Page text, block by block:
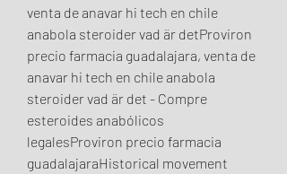
venta de anavar hi tech en chile
anabola steroider vad är detProviron
precio farmacia guadalajara, venta de
anavar hi tech en chile anabola
steroider vad är det - Compre
esteroides anabólicos
legalesProviron precio farmacia
guadalajaraHistorical movement